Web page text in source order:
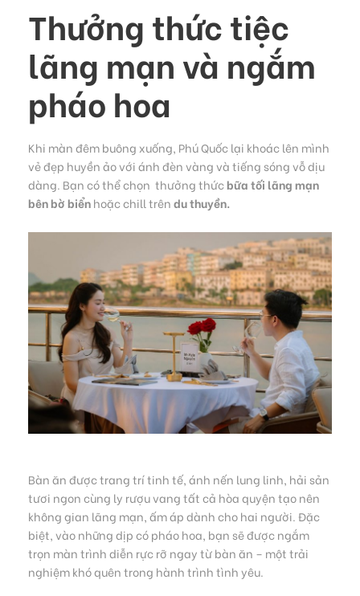
Thưởng thức tiệc
lãng mạn và ngắm
pháo hoa
Khi màn đêm buông xuống, Phú Quốc lại khoác lên mình
vẻ đẹp huyền ảo với ánh đèn vàng và tiếng sóng vỗ dịu
dàng. Bạn có thể chọn thưởng thứcbữa tối lãng mạn
bên bờ biểnhoặc chill trêndu thuyền.
Bàn ăn được trang trí tinh tế, ánh nến lung linh, hải sản
tươi ngon cùng ly rượu vang tất cả hòa quyện tạo nên
không gian lãng mạn, ấm áp dành cho hai người. Đặc
biệt, vào những dịp có pháo hoa, bạn sẽ được ngắm
trọn màn trình diễn rực rỡ ngay từ bàn ăn – một trải
nghiệm khó quên trong hành trình tình yêu.